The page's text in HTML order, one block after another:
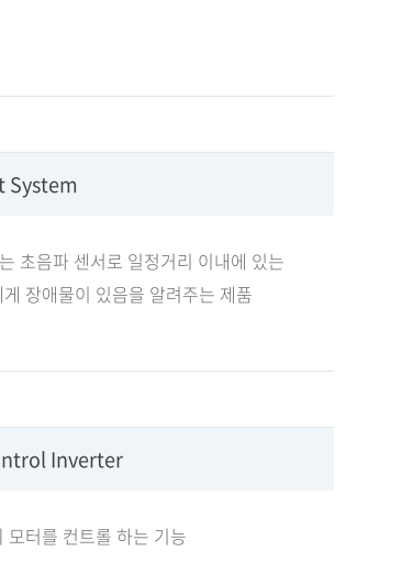
System
초음파 센서로 일정거리 이내에 있는
장애물이 있음을 알려주는 제품
Inverter
터를 컨트롤 하는 기능